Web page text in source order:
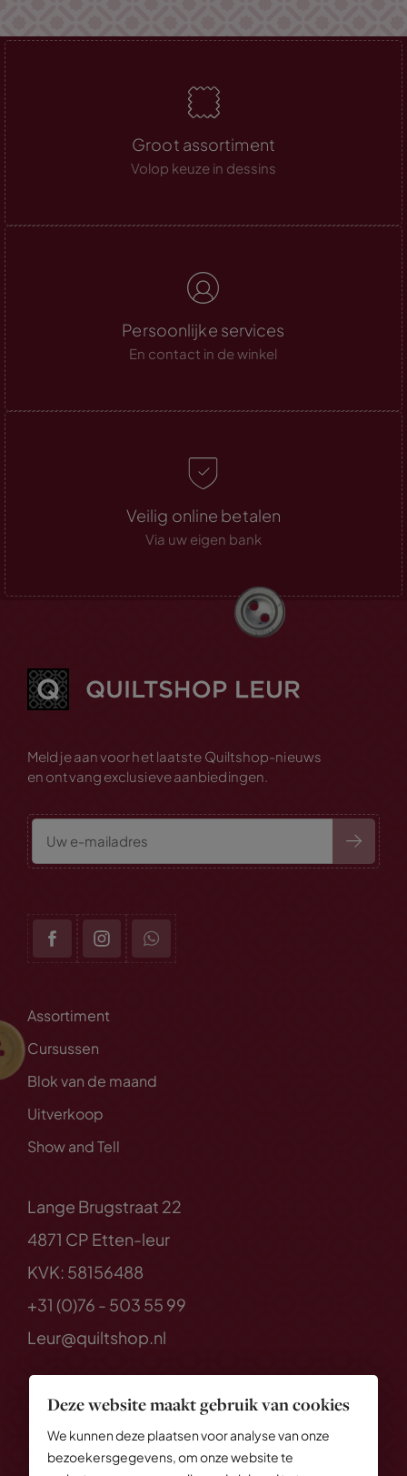
Deze website maakt gebruik van cookies
We kunnen deze plaatsen voor analyse van onze
bezoekersgegevens, om onze website te
Groot assortiment
Volop keuze in dessins
Persoonlijke services
En contact in de winkel
Veilig online betalen
Via uw eigen bank
Meld je aan voor het laatste Quiltshop-nieuws
en ontvang exclusieve aanbiedingen.
Assortiment
Cursussen
Blok van de maand
Uitverkoop
Show and Tell
Lange Brugstraat 22
4871 CP Etten-leur
KVK: 58156488
+31 (0)76 - 503 55 99
Leur@quiltshop.nl